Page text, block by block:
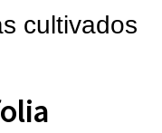
cultivados